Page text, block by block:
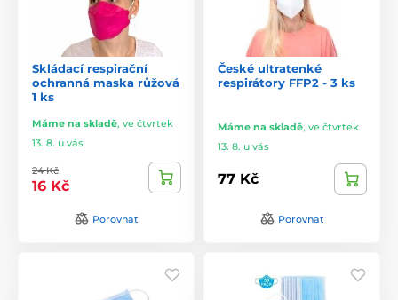
Skládací respirační
ochranná maska růžová
1 ks
Máme na skladě, ve čtvrtek
13. 8. u vás
24 Kč
16 Kč
Porovnat
České ultratenké
respirátory FFP2 - 3 ks
Máme na skladě, ve čtvrtek
13. 8. u vás
77 Kč
Porovnat